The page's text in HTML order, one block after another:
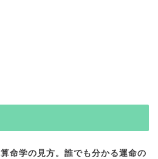
算命学の見方。誰でも分かる運命の